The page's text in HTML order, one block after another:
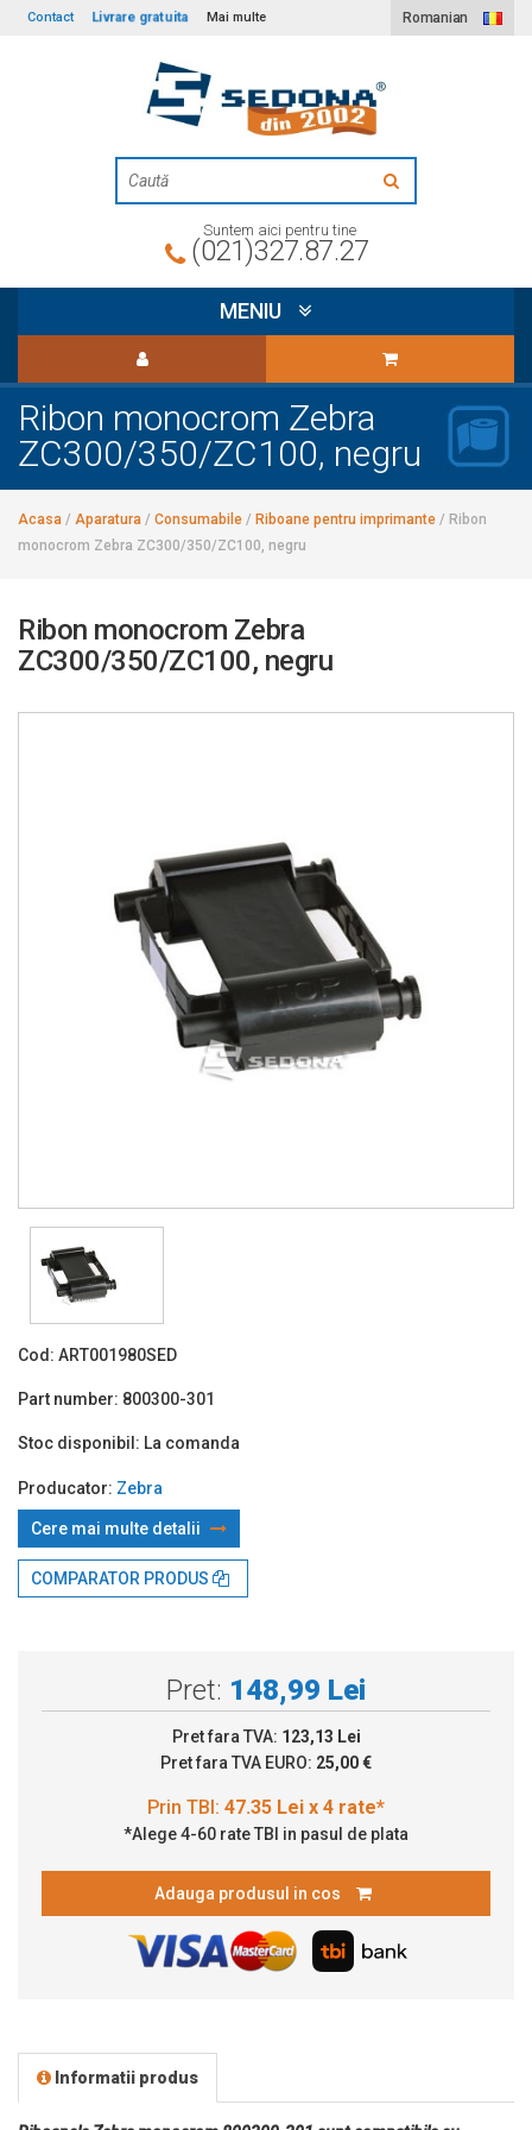
Contact Livrare gratuita Mai multe Romanian
Suntem aici pentru tine
(021)327.87.27
MENIU
Ribon monocrom Zebra
ZC300/350/ZC100, negru
Acasa / Aparatura / Consumabile / Riboane pentru imprimante / Ribon
monocrom Zebra ZC300/350/ZC100, negru
Ribon monocrom Zebra
ZC300/350/ZC100, negru
Cod: ART001980SED
Part number: 800300-301
Stoc disponibil: La comanda
Producator: Zebra
Cere mai multe detalii
COMPARATOR PRODUS
Pret: 148,99 Lei
Pret fara TVA: 123,13 Lei
Pret fara TVA EURO: 25,00 €
Prin TBI: 47.35 Lei x 4 rate*
*Alege 4-60 rate TBI in pasul de plata
Adauga produsul in cos
Informatii produs